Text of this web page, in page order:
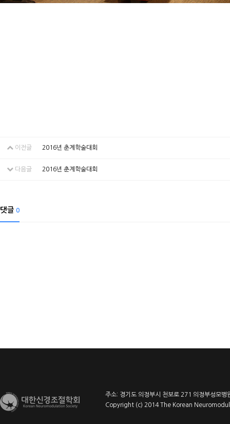
이전글 2016년 춘계학술대회
다음글 2016년 춘계학술대회
댓글 0
주소: 경기도 의정부시 천보로 271 의정부성
Copyright (c) 2014 The Korean